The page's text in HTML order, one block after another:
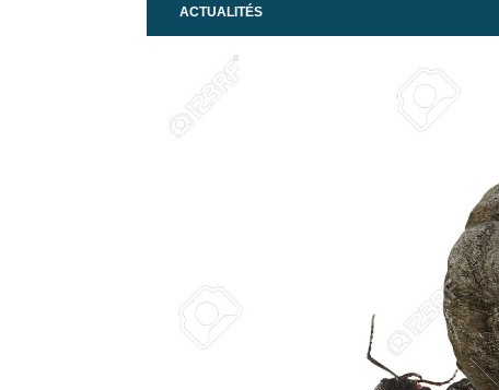
ACTUALITÉS